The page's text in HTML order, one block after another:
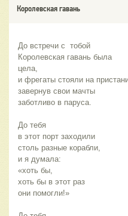
Королевская гавань
До встречи с  тобой
Королевская гавань была
цела,
и фрегаты стояли на
завернув свои мачты
заботливо в паруса.
До тебя
в этот порт заходили
столь разные корабли,
и я думала:
«хоть бы,
хоть бы в этот раз
они помогли!»